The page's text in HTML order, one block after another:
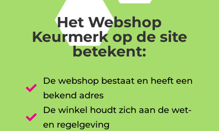
Het Webshop
Keurmerk op de site
betekent:

De webshop bestaat en heeft een
bekend adres

De winkel houdt zich aan de wet-
en regelgeving